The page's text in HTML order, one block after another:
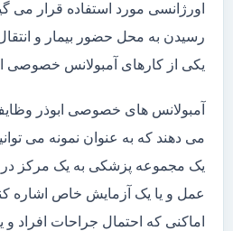
اورژانسی مورد استفاده قرار می
رسیدن به محل حضور بیمار و
یکی از کارهای آمبولانس خصوصی
آمبولانس های خصوصی ابوذر
می دهند که به عنوان نمونه می
یک مجموعه پزشکی به یک مرکز
عمل و یا یک آزمایش خاص اشاره
اماکنی که احتمال جراحات افراد و